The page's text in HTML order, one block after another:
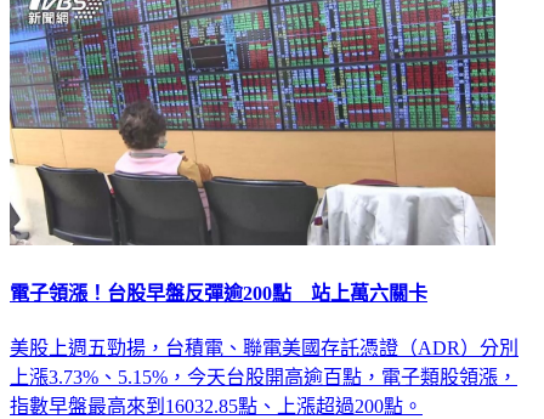
電子領漲！台股早盤反彈逾200點 站上萬六關卡
美股上週五勁揚，台積電、聯電美國存託憑證（ADR）分別
上漲3.73%、5.15%，今天台股開高逾百點，電子類股領漲，
指數早盤最高來到16032.85點、上漲超過200點。